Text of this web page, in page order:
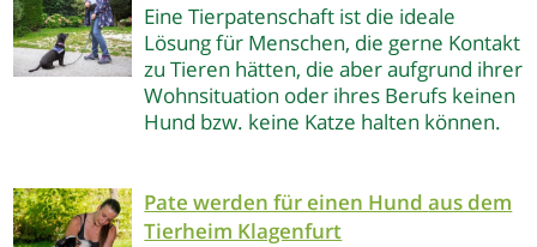
Eine Tierpatenschaft ist die ideale
Lösung für Menschen, die gerne Kontakt
zu Tieren hätten, die aber aufgrund ihrer
Wohnsituation oder ihres Berufs keinen
Hund bzw. keine Katze halten können.
Pate werden für einen Hundaus dem
Tierheim Klagenfurt